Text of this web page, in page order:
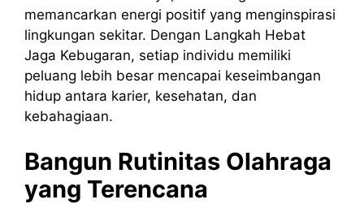
memancarkan energi positif yang menginspirasi
lingkungan sekitar. Dengan Langkah Hebat
Jaga Kebugaran, setiap individu memiliki
peluang lebih besar mencapai keseimbangan
hidup antara karier, kesehatan, dan
kebahagiaan.
Bangun Rutinitas Olahraga
yang Terencana